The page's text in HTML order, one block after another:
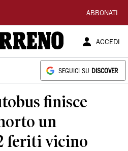
ABBONATI
ACCEDI
SEGUICI SU DISCOVER
finisce
un
feriti vicino